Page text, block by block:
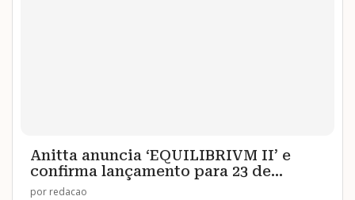
Anitta anuncia ‘EQUILIBRIVM II’ e
confirma lançamento para 23 de...
por redacao